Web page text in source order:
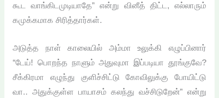
கூட வாங்கிடமுடியாதே” என்று வினீத் திட்ட, எல்லாரும்
கமுக்கமாக சிரித்தார்கள்.
அடுத்த நாள் காலையில் அம்மா உலுக்கி எழுப்பினார்
“டேய்! பொறந்த நாளும் அதுவுமா இப்படியா தூங்குவே?
சீக்கிரமா எழுந்து குளிச்சிட்டு கோவிலுக்கு போயிட்டு
வா.. அதுக்குள்ள பாயாசம் கலந்து வச்சிடுறேன்” என்று